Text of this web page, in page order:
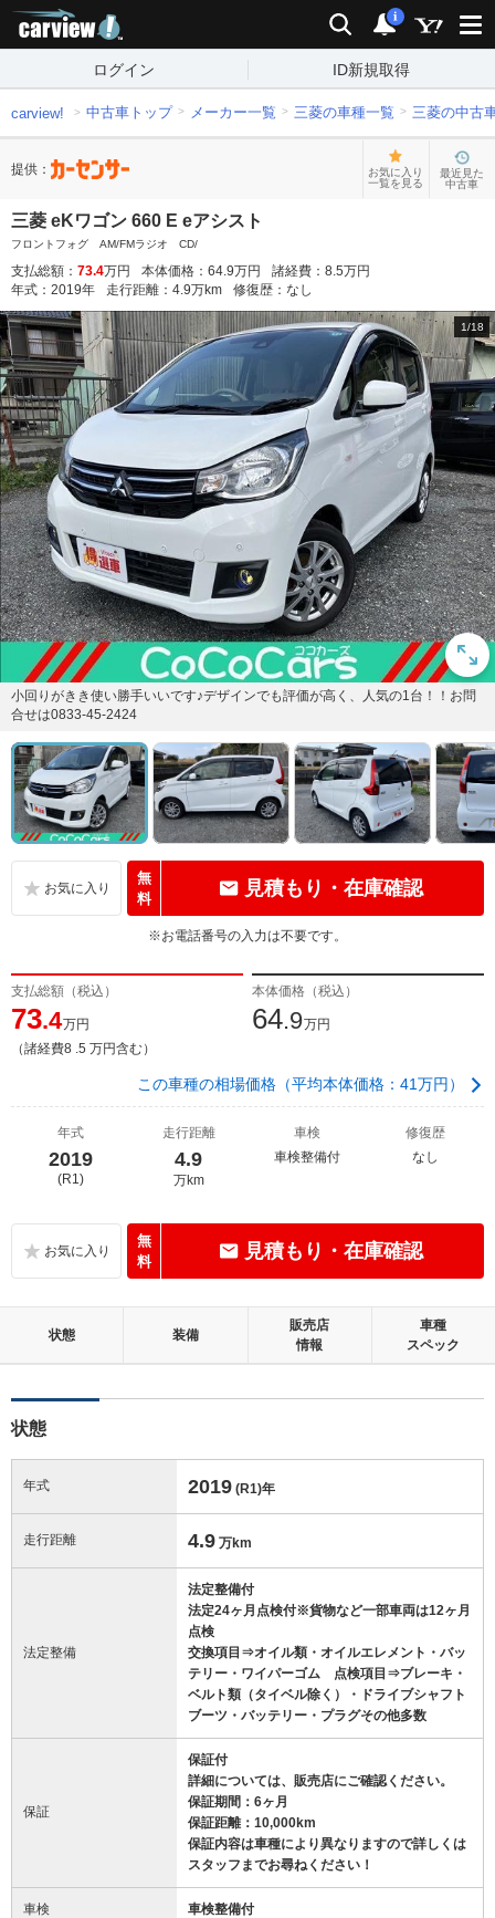
検索 通知
i
ログイン ID新規取得
carview! 中古車トップ メーカー一覧 三菱の車種一覧 三菱の中古
提供：
お気に入り
一覧を見る
最近見た
中古車
三菱 eKワゴン 660 E eアシスト
フロントフォグ AM/FMラジオ CD/
支払総額： 73.4万円 本体価格： 64.9万円 諸経費： 8.5万円
年式： 2019年 走行距離： 4.9万km 修復歴： なし
1/18
小回りがきき使い勝手いいです♪デザインでも評価が高く、人気の1台！！お問
合せは0833-45-2424
無
料
見積もり・在庫確認
※お電話番号の入力は不要です。
支払総額（税込）
73.4万円
（諸経費8 .5 万円含む）
本体価格（税込）
64.9万円
この車種の相場価格（平均本体価格：41万円）
年式
2019
(R1)
走行距離
4.9
万km
車検
車検整備付
修復歴
なし
無
料
見積もり・在庫確認
状態 装備
販売店
情報
車種
スペック
状態
年式 2019 (R1)年
走行距離 4.9 万km
法定整備
法定整備付
法定24ヶ月点検付※貨物など一部車両は12ヶ月
点検
交換項目⇒オイル類・オイルエレメント・バッ
テリー・ワイパーゴム 点検項目⇒ブレーキ・
ベルト類（タイベル除く）・ドライブシャフト
ブーツ・バッテリー・プラグその他多数
保証
保証付
詳細については、販売店にご確認ください。
保証期間：6ヶ月
保証距離：10,000km
保証内容は車種により異なりますので詳しくは
スタッフまでお尋ねください！
車検 車検整備付